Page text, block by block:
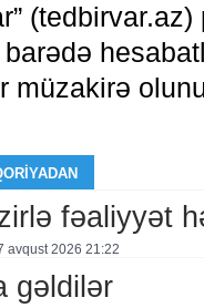
müzakirə
fəaliyyət
avqust 2026 21:22
gəldilər